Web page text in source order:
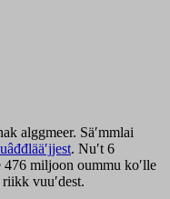
alggmeer. Säʹmmlai
. Nuʹt 6
476 miljoon oummu koʹlle
vuuʹdest.